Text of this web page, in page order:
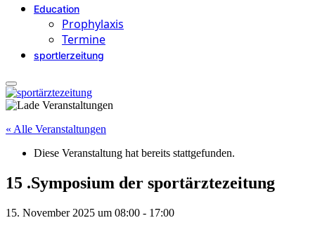
Education
Prophylaxis
Termine
sportlerzeitung
« Alle Veranstaltungen
Diese Veranstaltung hat bereits stattgefunden.
15 .Symposium der sportärztezeitung
15. November 2025 um 08:00 - 17:00